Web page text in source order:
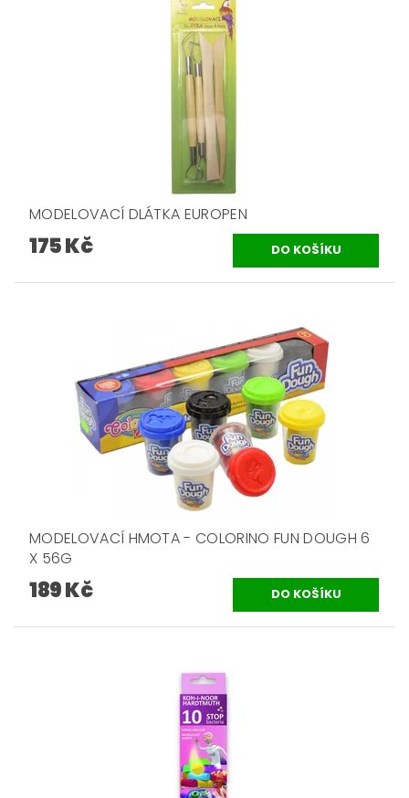
MODELOVACÍ DLÁTKA EUROPEN
175 Kč
MODELOVACÍ HMOTA - COLORINO FUN DOUGH 6
X 56G
189 Kč